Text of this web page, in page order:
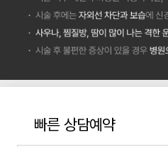
빠른 상담예약